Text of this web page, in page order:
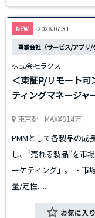
NEW 2026.07.31
事業会社（サービス/アプリ/
株式会社ラクス
＜東証P/リモート可
ティングマネージャ
東京都 MAX 814万
PMMとして各製品の成
し、“売れる製品”を市
ーケティング」。 ・市
量/定性......
お気に入